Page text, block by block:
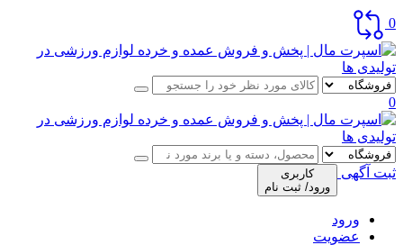
0
0
ثبت آگهی
کاربری
ورود/ ثبت نام
ورود
عضویت